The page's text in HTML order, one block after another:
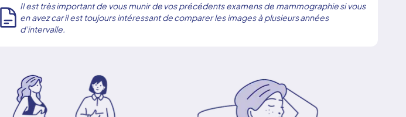
Il est très important de vous munir de vos précédents examens de mammographie si vous
en avez car il est toujours intéressant de comparer les images à plusieurs années
d’intervalle.